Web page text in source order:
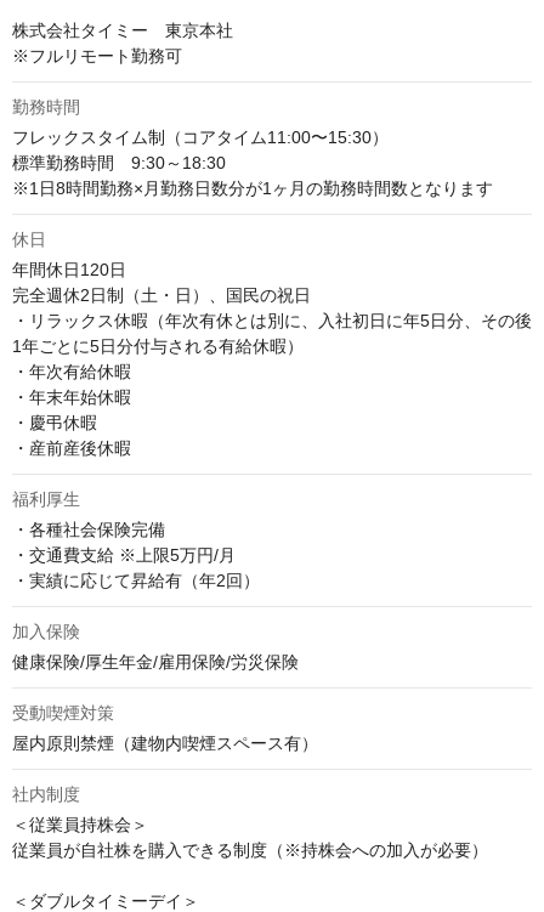
株式会社タイミー　東京本社
※フルリモート勤務可
勤務時間
フレックスタイム制（コアタイム11:00〜15:30）
標準勤務時間　9:30～18:30
※1日8時間勤務×月勤務日数分が1ヶ月の勤務時間数となります
休日
年間休日120日
完全週休2日制（土・日）、国民の祝日
・リラックス休暇（年次有休とは別に、入社初日に年5日分、その後
1年ごとに5日分付与される有給休暇）
・年次有給休暇
・年末年始休暇
・慶弔休暇
・産前産後休暇
福利厚生
・各種社会保険完備
・交通費支給 ※上限5万円/月
・実績に応じて昇給有（年2回）
加入保険
健康保険/厚生年金/雇用保険/労災保険
受動喫煙対策
屋内原則禁煙（建物内喫煙スペース有）
社内制度
＜従業員持株会＞
従業員が自社株を購入できる制度（※持株会への加入が必要）
＜ダブルタイミーデイ＞